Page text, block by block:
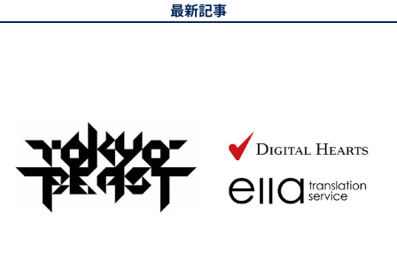
最新記事